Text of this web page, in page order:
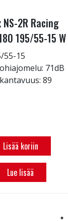
2R Racing
195/55-15 W
55-15
71dB
89
Lisää koriin
Lue lisää